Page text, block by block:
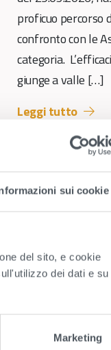
sui cookie
del sito, e cookie
dei dati e
Marketing
proficuo percorso
confronto con le
categoria.
giunge a valle […]
Leggi tutto
Avviso di